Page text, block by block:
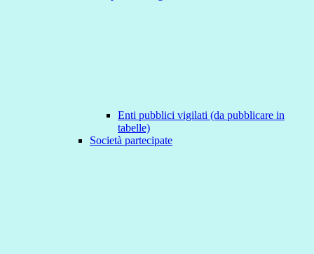
Enti pubblici vigilati (da pubblicare in
tabelle)
Società partecipate